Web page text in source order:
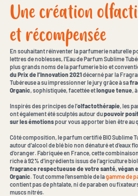
Une création
et récompensée
En souhaitant réinventer la parfumerie naturelle
lettres de noblesses, l’Eau de Parfum Sublime
plus grands noms de la parfumerie bio et
du Prix de l’Innovation 2021décerné par la
Tubéreuse a su impressionner le jury grâce à sa
Organic , sophistiquée, facettée etlongue tenue ,
Inspirés des principes de l’olfactothérapie , les
ont également été sculptés autour dupouvoir
sur les émotionspour vous apporter bien être au
Côté composition, le parfum certifié BIO Sublime
autour d’alcool de blé bio non dénaturé et d’eaux
d’oranger. Fabriquée en France, cette
riche à 92% d’ingrédients issus de l’agriculture
fragrance respectueuse de votre santé, végan
Organic . Tout comme l’ensemble de lagamme de
contient pas de phtalate, ni de paraben ou
muscs nitrés.